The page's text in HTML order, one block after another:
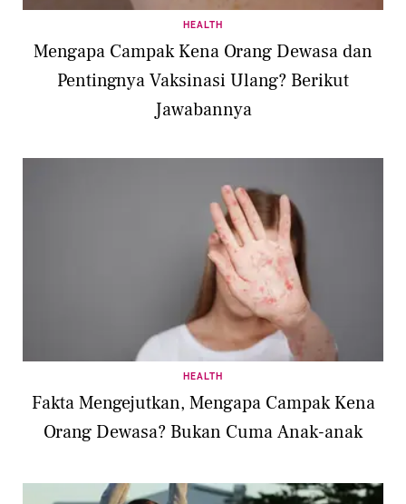
HEALTH
Mengapa Campak Kena Orang Dewasa dan
Pentingnya Vaksinasi Ulang? Berikut
Jawabannya
HEALTH
Fakta Mengejutkan, Mengapa Campak Kena
Orang Dewasa? Bukan Cuma Anak-anak